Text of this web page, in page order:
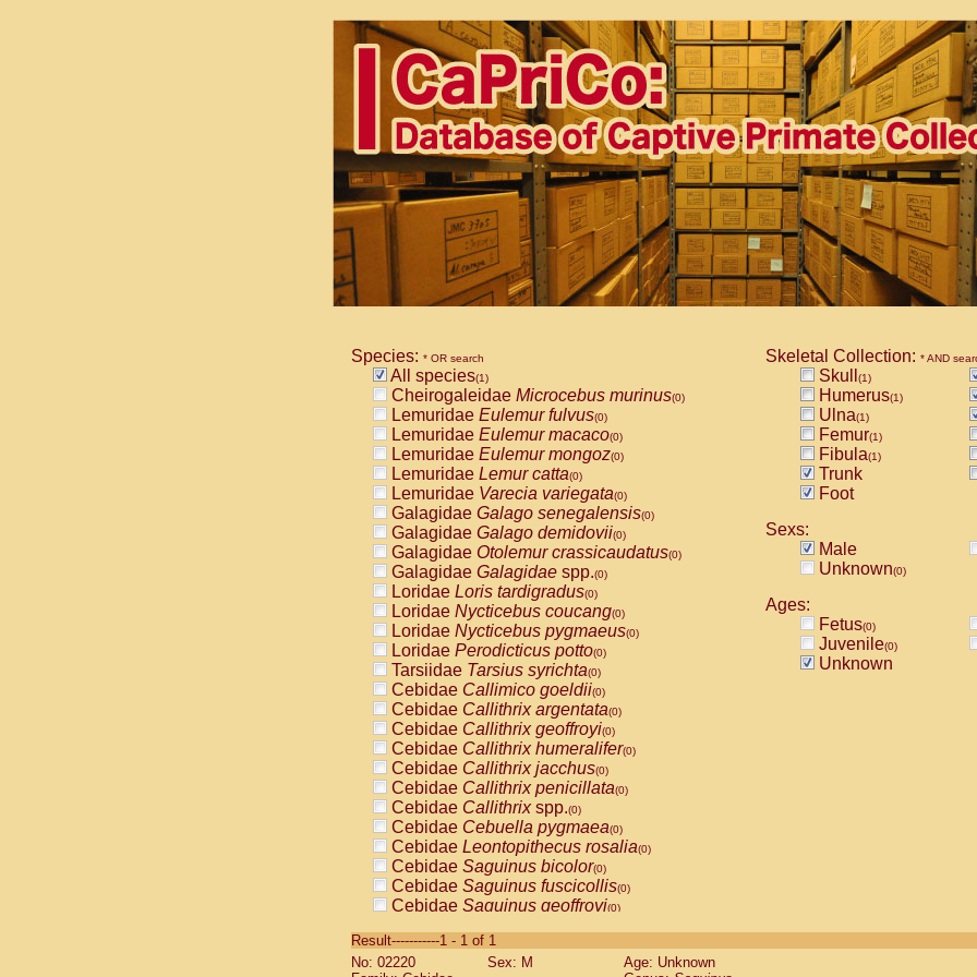
Species: * OR search
All species(1)
Cheirogaleidae Microcebus murinus(0)
Lemuridae Eulemur fulvus(0)
Lemuridae Eulemur macaco(0)
Lemuridae Eulemur mongoz(0)
Lemuridae Lemur catta(0)
Lemuridae Varecia variegata(0)
Galagidae Galago senegalensis(0)
Galagidae Galago demidovii(0)
Galagidae Otolemur crassicaudatus(0)
Galagidae Galagidae spp.(0)
Loridae Loris tardigradus(0)
Loridae Nycticebus coucang(0)
Loridae Nycticebus pygmaeus(0)
Loridae Perodicticus potto(0)
Tarsiidae Tarsius syrichta(0)
Cebidae Callimico goeldii(0)
Cebidae Callithrix argentata(0)
Cebidae Callithrix geoffroyi(0)
Cebidae Callithrix humeralifer(0)
Cebidae Callithrix jacchus(0)
Cebidae Callithrix penicillata(0)
Cebidae Callithrixspp.(0)
Cebidae Cebuella pygmaea(0)
Cebidae Leontopithecus rosalia(0)
Cebidae Saguinus bicolor(0)
Cebidae Saguinus fuscicollis(0)
Cebidae Saguinus geoffroyi(0)
CebidaeSaguinus labiatus(0)
Cebidae Saguinus leucopus (0)
Skeletal Collection: * AND
Skull (1)
Humerus(1)
Ulna(1)
Femur(1)
Fibula(1)
Trunk
Foot
Sexs:
Male
Unknown(0)
Ages:
Fetus(0)
Juvenile(0)
Unknown
Result-----------1 - 1 of 1
No: 02220
Sex: M
Age: Unknown